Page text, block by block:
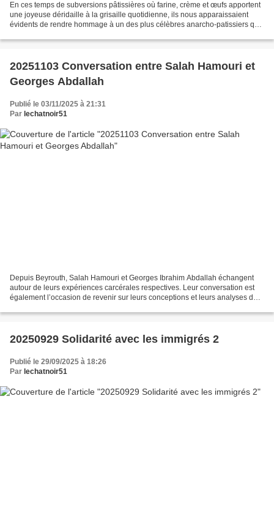
En ces temps de subversions pâtissières où farine, crème et œufs apportent
une joyeuse déridaille à la grisaille quotidienne, ils nous apparaissaient
évidents de rendre hommage à un des plus célèbres anarcho-patissiers que
20251103 Conversation entre Salah Hamouri et
Georges Abdallah
Publié le 03/11/2025 à 21:31
Par lechatnoir51
Depuis Beyrouth, Salah Hamouri et Georges Ibrahim Abdallah échangent
autour de leurs expériences carcérales respectives. Leur conversation est
également l’occasion de revenir sur leurs conceptions et leurs analyses du
20250929 Solidarité avec les immigrés 2
Publié le 29/09/2025 à 18:26
Par lechatnoir51